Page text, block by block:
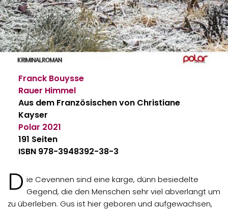
Franck Bouysse
Rauer Himmel
Aus dem Französischen von Christiane
Kayser
Polar 2021
191 Seiten
ISBN 978-3948392-38-3
D ie Cevennen sind eine karge, dünn besiedelte
Gegend, die den Menschen sehr viel abverlangt um
zu überleben. Gus ist hier geboren und aufgewachsen,